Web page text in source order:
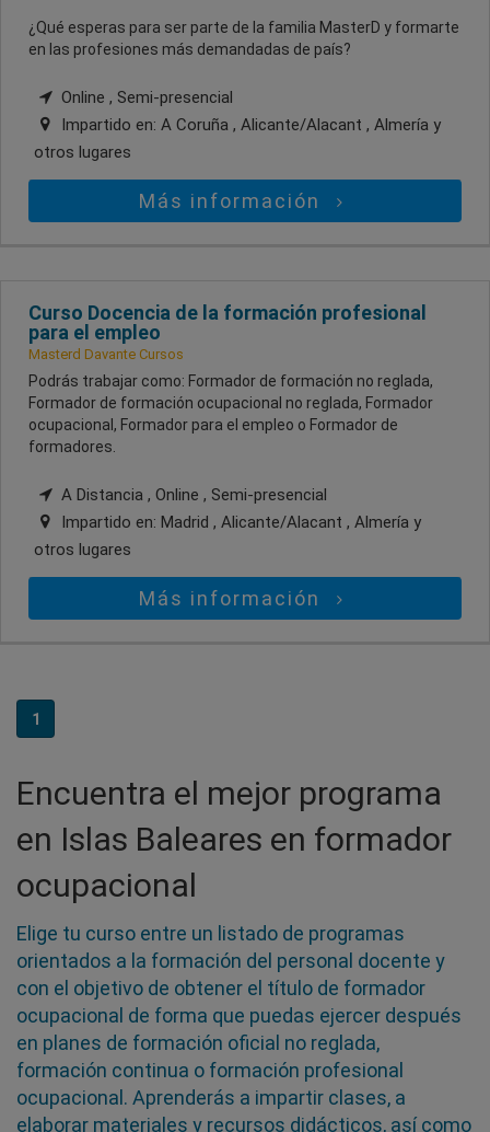
¿Qué esperas para ser parte de la familia MasterD y formarte
en las profesiones más demandadas de país?
Online , Semi-presencial
Impartido en: A Coruña , Alicante/Alacant , Almería y
otros lugares
Más información
Curso Docencia de la formación profesional
para el empleo
Masterd Davante Cursos
Podrás trabajar como: Formador de formación no reglada,
Formador de formación ocupacional no reglada, Formador
ocupacional, Formador para el empleo o Formador de
formadores.
A Distancia , Online , Semi-presencial
Impartido en: Madrid , Alicante/Alacant , Almería y
otros lugares
Más información
1
Encuentra el mejor programa
en Islas Baleares en formador
ocupacional
Elige tu curso entre un listado de programas
orientados a la formación del personal docente y
con el objetivo de obtener el título de formador
ocupacional de forma que puedas ejercer después
en planes de formación oficial no reglada,
formación continua o formación profesional
ocupacional. Aprenderás a impartir clases, a
elaborar materiales y recursos didácticos, así como